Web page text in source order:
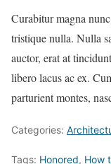
Curabitur magna
tristique nulla. Nulla
auctor, erat at
libero lacus ac ex.
parturient montes,
Categories:
Tags: Honored, How